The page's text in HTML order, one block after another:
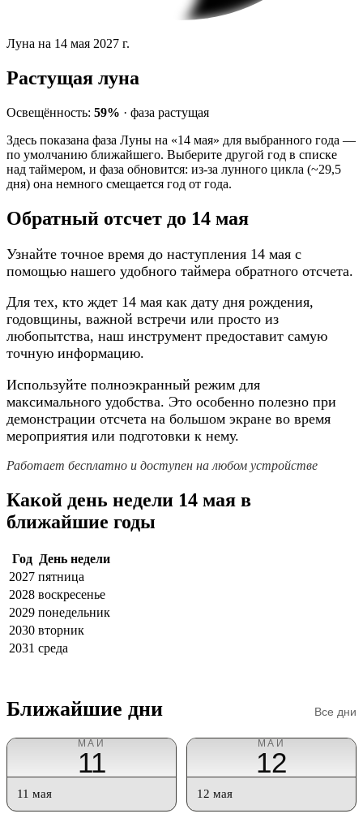
Луна на 14 мая 2027 г.
Растущая луна
Освещённость: 59% · фаза растущая
Здесь показана фаза Луны на «14 мая» для выбранного года —
по умолчанию ближайшего. Выберите другой год в списке
над таймером, и фаза обновится: из-за лунного цикла (~29,5
дня) она немного смещается год от года.
Обратный отсчет до 14 мая
Узнайте точное время до наступления 14 мая с
помощью нашего удобного таймера обратного отсчета.
Для тех, кто ждет 14 мая как дату дня рождения,
годовщины, важной встречи или просто из
любопытства, наш инструмент предоставит самую
точную информацию.
Используйте полноэкранный режим для
максимального удобства. Это особенно полезно при
демонстрации отсчета на большом экране во время
мероприятия или подготовки к нему.
Работает бесплатно и доступен на любом устройстве
Какой день недели 14 мая в
ближайшие годы
Год
День недели
2027 пятница
2028 воскресенье
2029 понедельник
2030 вторник
2031 среда
Ближайшие дни Все дни
МАЙ
11
11 мая
МАЙ
12
12 мая